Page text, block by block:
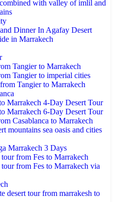
with valley of imlil and
Dinner In Agafay Desert
in Marrakech
Tangier to Marrakech
Tangier to imperial cities
Tangier to Marrakech
Marrakech 4-Day Desert Tour
Marrakech 6-Day Desert Tour
Casablanca to Marrakech
mountains sea oasis and cities
Marrakech 3 Days
tour from Fes to Marrakech
tour from Fes to Marrakech via
desert tour from marrakesh to